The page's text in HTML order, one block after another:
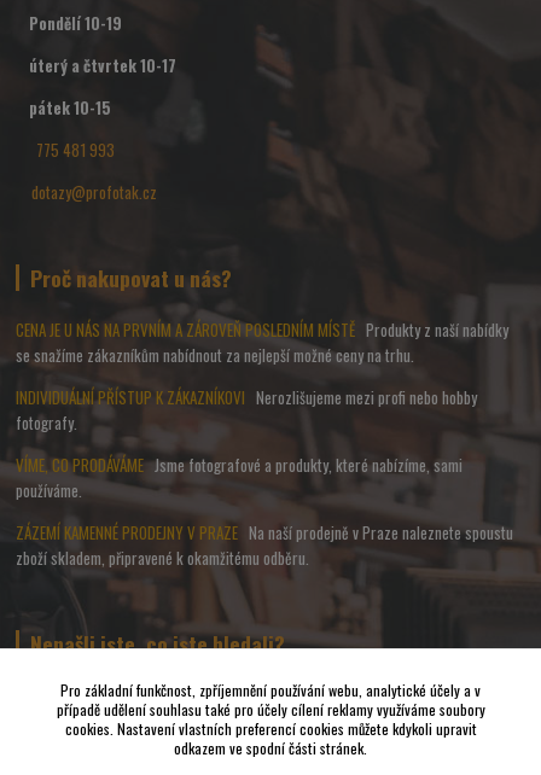
Pondělí 10-19
úterý a čtvrtek 10-17
pátek 10-15
775 481 993
dotazy@profotak.cz
Proč nakupovat u nás?
CENA JE U NÁS NA PRVNÍM A ZÁROVEŇ POSLEDNÍM MÍSTĚ Produkty z naší nabídky
se snažíme zákazníkům nabídnout za nejlepší možné ceny na trhu.
INDIVIDUÁLNÍ PŘÍSTUP K ZÁKAZNÍKOVINerozlišujeme mezi profi nebo hobby
fotografy.
VÍME, CO PRODÁVÁMEJsme fotografové a produkty, které nabízíme, sami
používáme.
ZÁZEMÍ KAMENNÉ PRODEJNY V PRAZENa naší prodejně v Praze naleznete spoustu
zboží skladem, připravené k okamžitému odběru.
Nenašli jste, co jste hledali?
Napište nám a pokusíme se udělat vše, abychom pro Vás sehnali to
nejvhodnější FOTO a VIDEO příslušenství.
Pro základní funkčnost, zpříjemnění používání webu, analytické účely a v
případě udělení souhlasu také pro účely cílení reklamy využíváme soubory
cookies. Nastavení vlastních preferencí cookies můžete kdykoli upravit
odkazem ve spodní části stránek.